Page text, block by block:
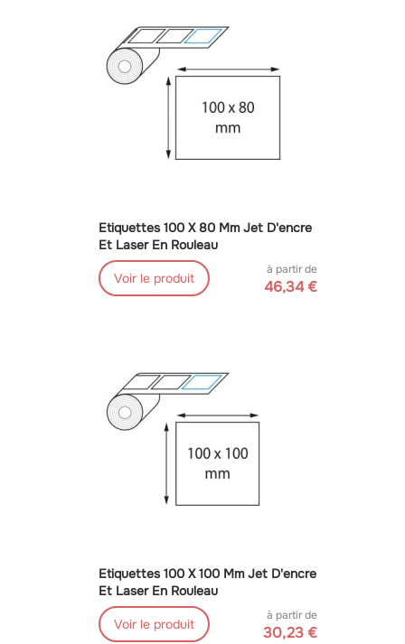
Etiquettes 100 X 80 Mm Jet D'encre
Et Laser En Rouleau
Voir le produit
à partir de
46,34 €
Etiquettes 100 X 100 Mm Jet D'encre
Et Laser En Rouleau
Voir le produit
à partir de
30,23 €